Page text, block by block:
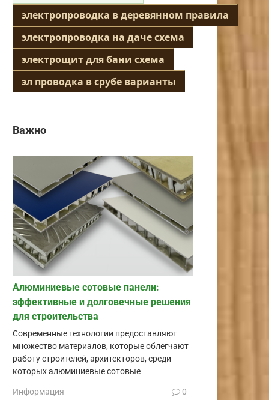
электропроводка в деревянном правила
электропроводка на даче схема
электрощит для бани схема
эл проводка в срубе варианты
Важно
Алюминиевые сотовые панели:
эффективные и долговечные решения
для строительства
Современные технологии предоставляют
множество материалов, которые облегчают
работу строителей, архитекторов, среди
которых алюминиевые сотовые
Информация 0